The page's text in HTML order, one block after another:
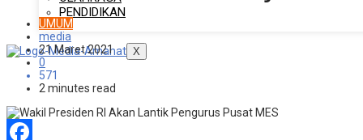
PENDIDIKAN
X
UMUM
media
21 Maret 2021
0
571
2 minutes read